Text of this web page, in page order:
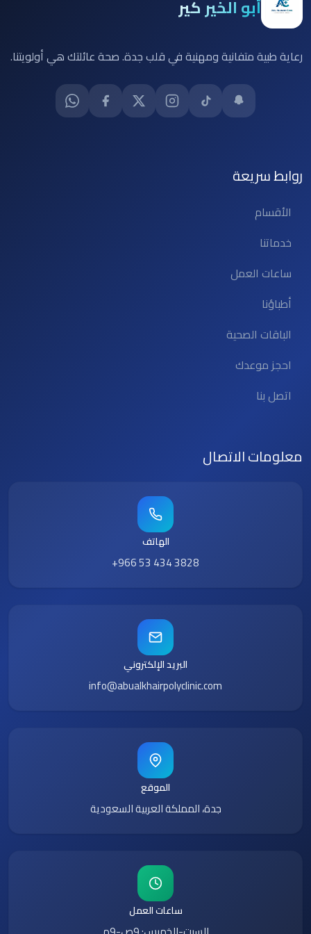
أبو الخير كير
رعاية طبية متفانية ومهنية في قلب جدة. صحة عائلتك هي أولويتنا.
روابط سريعة
الأقسام
خدماتنا
ساعات العمل
أطباؤنا
الباقات الصحية
احجز موعدك
اتصل بنا
معلومات الاتصال
الهاتف
+966 53 434 3828
البريد الإلكتروني
info@abualkhairpolyclinic.com
الموقع
جدة، المملكة العربية السعودية
ساعات العمل